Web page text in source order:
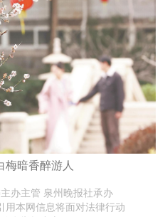
梅暗香醉游人
办主管 泉州晚报社承办
用本网信息将面对法律行动